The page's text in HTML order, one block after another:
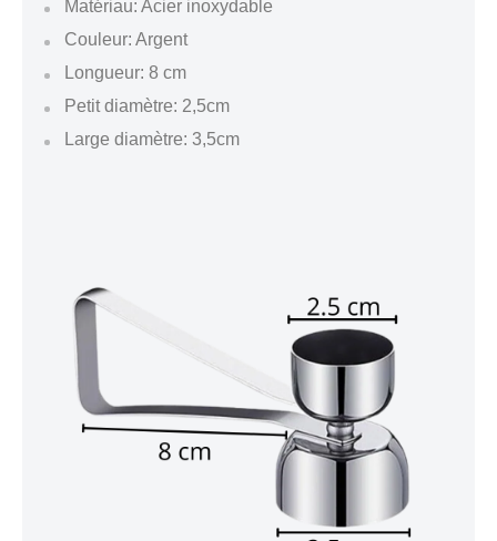
Matériau: Acier inoxydable
Couleur: Argent
Longueur: 8 cm
Petit diamètre: 2,5cm
Large diamètre: 3,5cm